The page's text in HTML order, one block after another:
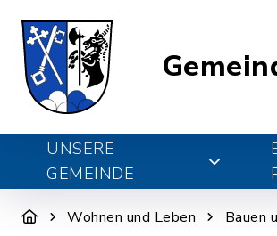
UNSERE
GEMEINDE
Wohnen und Leben Bauen